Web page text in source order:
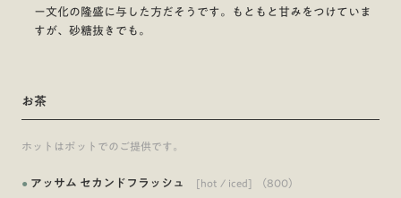
ー文化の隆盛に与した方だそうです。もともと甘みをつけていま
すが、砂糖抜きでも。
お茶
ホットはポットでのご提供です。
● アッサム セカンドフラッシュ [hot / iced] （800）